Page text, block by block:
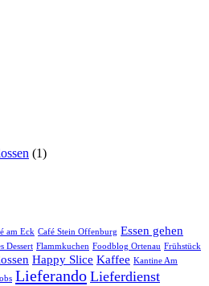
(1)
am Eck Café Stein Offenburg Essen gehen
Dessert Flammkuchen Foodblog Ortenau Frühstück
Happy Slice Kaffee Kantine Am
Lieferando Lieferdienst